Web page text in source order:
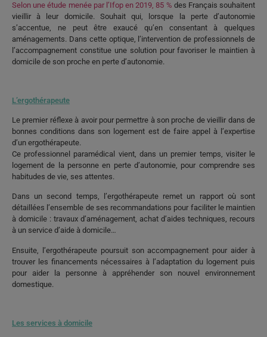
Selon une étude menée par l’Ifop en 2019, 85 % des Français souhaitent
vieillir à leur domicile. Souhait qui, lorsque la perte d’autonomie
s’accentue, ne peut être exaucé qu’en consentant à quelques
aménagements. Dans cette optique, l’intervention de professionnels de
l’accompagnement constitue une solution pour favoriser le maintien à
domicile de son proche en perte d’autonomie.
L’ergothérapeute
Le premier réflexe à avoir pour permettre à son proche de vieillir dans de
bonnes conditions dans son logement est de faire appel à l’expertise
d’un ergothérapeute.
Ce professionnel paramédical vient, dans un premier temps, visiter le
logement de la personne en perte d’autonomie, pour comprendre ses
habitudes de vie, ses attentes.
Dans un second temps, l’ergothérapeute remet un rapport où sont
détaillées l’ensemble de ses recommandations pour faciliter le maintien
à domicile : travaux d’aménagement, achat d’aides techniques, recours
à un service d’aide à domicile…
Ensuite, l’ergothérapeute poursuit son accompagnement pour aider à
trouver les financements nécessaires à l’adaptation du logement puis
pour aider la personne à appréhender son nouvel environnement
domestique.
Les services à domicile